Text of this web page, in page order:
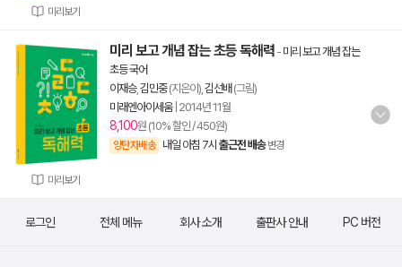
미리보기
미리보기
미리 보고 개념 잡는 초등 독해력 - 미리 보고 개념 잡는
초등 국어
이재승, 김민중(지은이), 김선배 (그림)
미래엔아이세움| 2014년 11월
8,100원 (10% 할인 / 450원)
양탄자배송 내일 아침 7시 출근전 배송 변경
로그인 전체 메뉴 회사 소개 출판사 안내 PC 버전